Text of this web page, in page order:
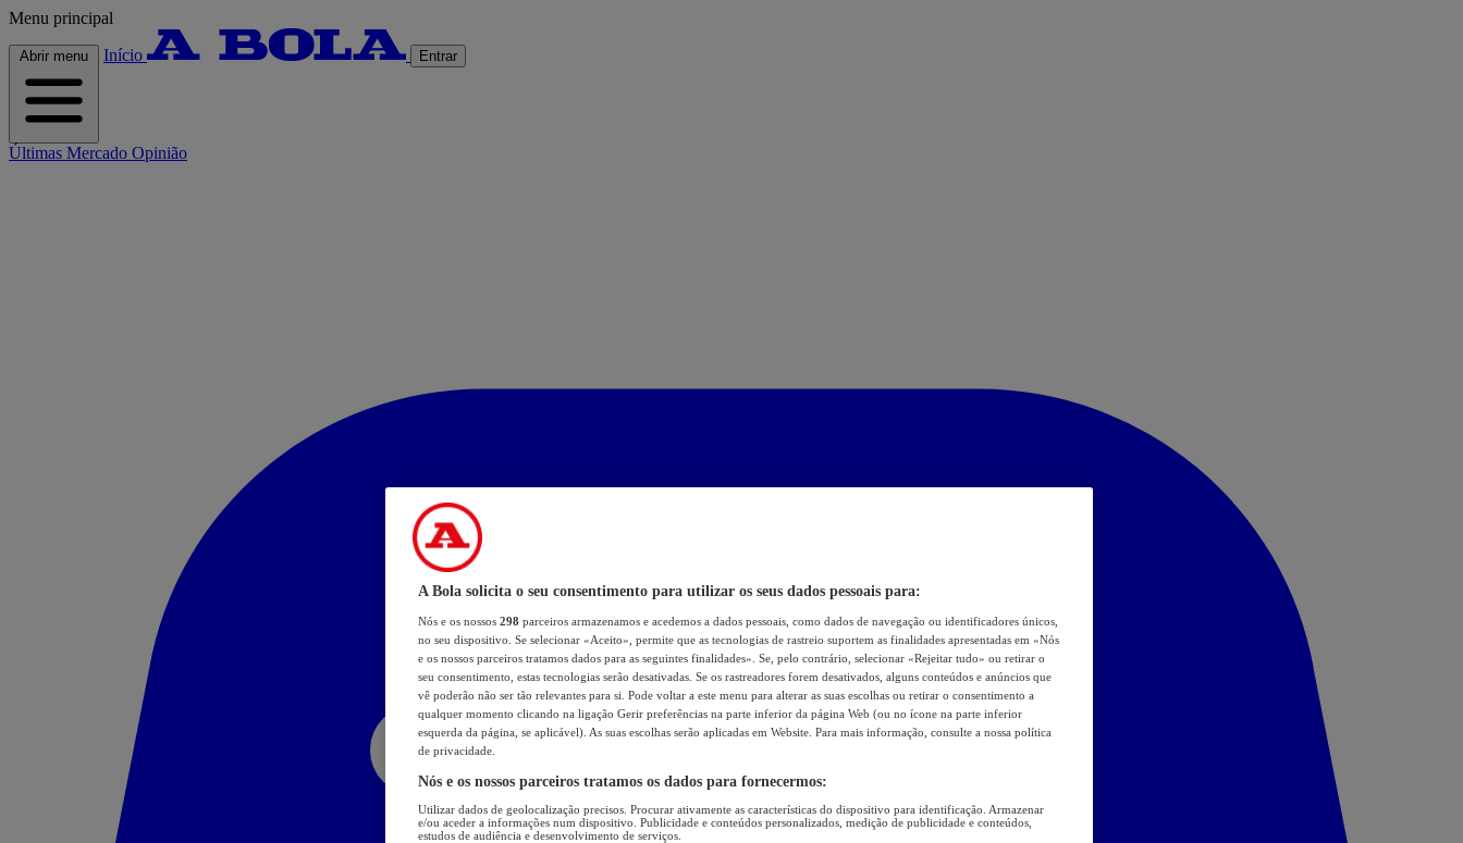
Menu principal
Abrir menu Início Entrar
Últimas Mercado Opinião
A Bola solicita o seu consentimento para utilizar os seus dados pessoais para:
Nós e os nossos 298 parceiros armazenamos e acedemos a dados pessoais, como dados de navegação ou identificadores únicos,
no seu dispositivo. Se selecionar «Aceito», permite que as tecnologias de rastreio suportem as finalidades apresentadas em «Nós
e os nossos parceiros tratamos dados para as seguintes finalidades». Se, pelo contrário, selecionar «Rejeitar tudo» ou retirar o
seu consentimento, estas tecnologias serão desativadas. Se os rastreadores forem desativados, alguns conteúdos e anúncios que
vê poderão não ser tão relevantes para si. Pode voltar a este menu para alterar as suas escolhas ou retirar o consentimento a
qualquer momento clicando na ligação Gerir preferências na parte inferior da página Web (ou no ícone na parte inferior
esquerda da página, se aplicável). As suas escolhas serão aplicadas em Website. Para mais informação, consulte a nossa política
de privacidade.
Nós e os nossos parceiros tratamos os dados para fornecermos:
Utilizar dados de geolocalização precisos. Procurar ativamente as características do dispositivo para identificação. Armazenar
e/ou aceder a informações num dispositivo. Publicidade e conteúdos personalizados, medição de publicidade e conteúdos,
estudos de audiência e desenvolvimento de serviços.